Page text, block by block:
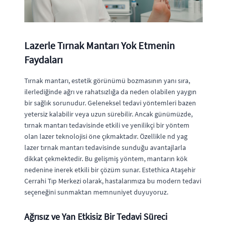
Lazerle Tırnak Mantarı Yok Etmenin
Faydaları
Tırnak mantarı, estetik görünümü bozmasının yanı sıra,
ilerlediğinde ağrı ve rahatsızlığa da neden olabilen yaygın
bir sağlık sorunudur. Geleneksel tedavi yöntemleri bazen
yetersiz kalabilir veya uzun sürebilir. Ancak günümüzde,
tırnak mantarı tedavisinde etkili ve yenilikçi bir yöntem
olan lazer teknolojisi öne çıkmaktadır. Özellikle nd yag
lazer tırnak mantarı tedavisinde sunduğu avantajlarla
dikkat çekmektedir. Bu gelişmiş yöntem, mantarın kök
nedenine inerek etkili bir çözüm sunar. Estethica Ataşehir
Cerrahi Tıp Merkezi olarak, hastalarımıza bu modern tedavi
seçeneğini sunmaktan memnuniyet duyuyoruz.
Ağrısız ve Yan Etkisiz Bir Tedavi Süreci